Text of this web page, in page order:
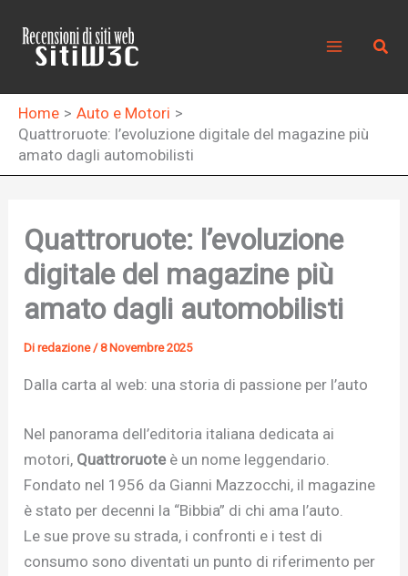
contenuto
Home
Auto e Motori
Quattroruote: l’evoluzione digitale del magazine più
amato dagli automobilisti
Quattroruote: l’evoluzione
digitale del magazine più
amato dagli automobilisti
Diredazione/8 Novembre 2025
Dalla carta al web: una storia di passione per l’auto
Nel panorama dell’editoria italiana dedicata ai
motori, Quattroruoteè un nome leggendario.
Fondato nel 1956 da Gianni Mazzocchi, il magazine
è stato per decenni la “Bibbia” di chi ama l’auto.
Le sue prove su strada, i confronti e i test di
consumo sono diventati un punto di riferimento per